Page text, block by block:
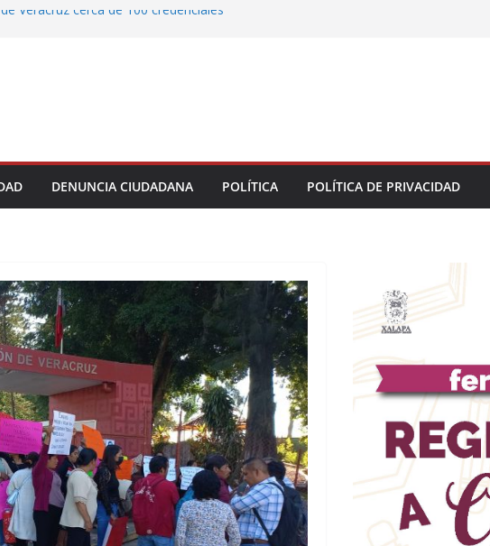
Veracruz cerca de 100 credenciales
es tala ilegal
DENUNCIA CIUDADANA POLÍTICA POLÍTICA DE PRIVACIDAD